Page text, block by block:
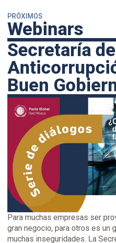
PRÓXIMOS
Webinars
Secretaría de
Buen
Para muchas empresas ser
gran negocio, para otros es un
muchas inseguridades. La